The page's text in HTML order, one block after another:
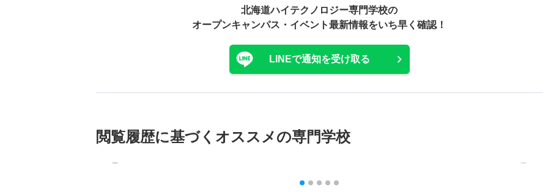
北海道ハイテクノロジー専門学校の
オープンキャンパス・ イベント最新情報をいち早く確認！
LINEで通知を受け取る
閲覧履歴に基づく オススメの専門学校